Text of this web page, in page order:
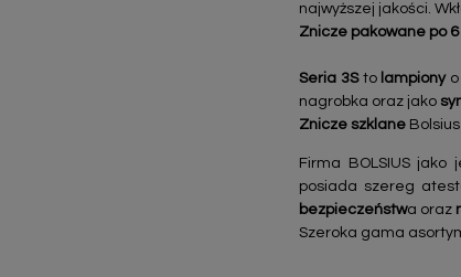
najwyższej jakości.
Znicze pakowane po
Seria 3S tolampionyo
nagrobka oraz jako
Znicze szklane Bolsius
Firma BOLSIUS
posiada szereg
bezpieczeństwa oraz
Szeroka gama